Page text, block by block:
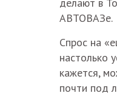
делают в
АВТОВАЗе.
Спрос на
настолько
кажется,
почти под